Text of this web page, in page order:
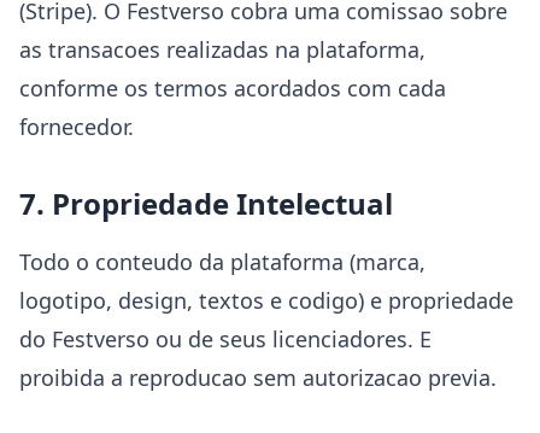
(Stripe). O Festverso cobra uma comissao sobre
as transacoes realizadas na plataforma,
conforme os termos acordados com cada
fornecedor.
7. Propriedade Intelectual
Todo o conteudo da plataforma (marca,
logotipo, design, textos e codigo) e propriedade
do Festverso ou de seus licenciadores. E
proibida a reproducao sem autorizacao previa.